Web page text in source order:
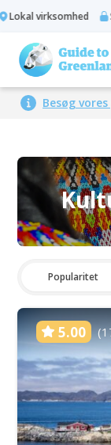
virksomhed
Besøg
Popularitet
5.00